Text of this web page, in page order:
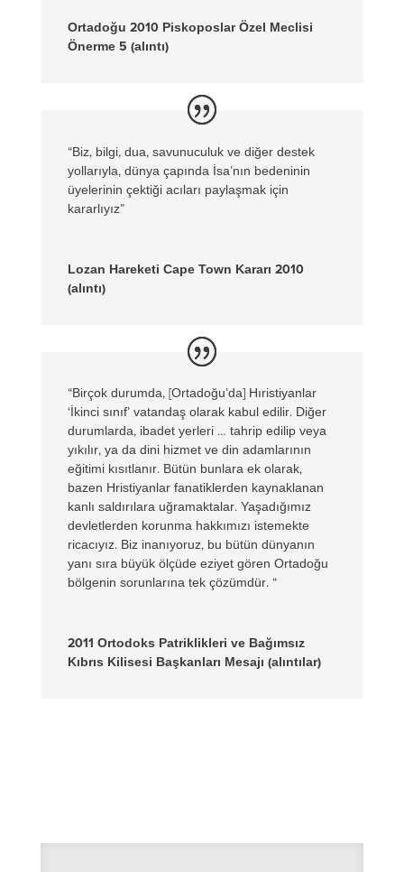
Ortadoğu 2010 Piskoposlar Özel Meclisi
Önerme 5 (alıntı)
“Biz, bilgi, dua, savunuculuk ve diğer destek
yollarıyla, dünya çapında İsa’nın bedeninin
üyelerinin çektiği acıları paylaşmak için
kararlıyız”
Lozan Hareketi Cape Town Kararı 2010
(alıntı)
“Birçok durumda, [Ortadoğu’da] Hıristiyanlar
‘İkinci sınıf’ vatandaş olarak kabul edilir. Diğer
durumlarda, ibadet yerleri … tahrip edilip veya
yıkılır, ya da dini hizmet ve din adamlarının
eğitimi kısıtlanır. Bütün bunlara ek olarak,
bazen Hristiyanlar fanatiklerden kaynaklanan
kanlı saldırılara uğramaktalar. Yaşadığımız
devletlerden korunma hakkımızı istemekte
ricacıyız. Biz inanıyoruz, bu bütün dünyanın
yanı sıra büyük ölçüde eziyet gören Ortadoğu
bölgenin sorunlarına tek çözümdür. “
2011 Ortodoks Patriklikleri ve Bağımsız
Kıbrıs Kilisesi Başkanları Mesajı (alıntılar)